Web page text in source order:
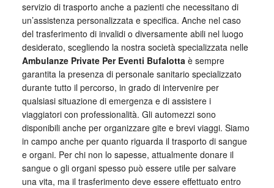
servizio di trasporto anche a pazienti che necessitano di
un’assistenza personalizzata e specifica. Anche nel caso
del trasferimento di invalidi o diversamente abili nel luogo
desiderato, scegliendo la nostra società specializzata nelle
Ambulanze Private Per Eventi Bufalottaè sempre
garantita la presenza di personale sanitario specializzato
durante tutto il percorso, in grado di intervenire per
qualsiasi situazione di emergenza e di assistere i
viaggiatori con professionalità. Gli automezzi sono
disponibili anche per organizzare gite e brevi viaggi. Siamo
in campo anche per quanto riguarda il trasporto di sangue
e organi. Per chi non lo sapesse, attualmente donare il
sangue o gli organi spesso può essere utile per salvare
una vita, ma il trasferimento deve essere effettuato entro